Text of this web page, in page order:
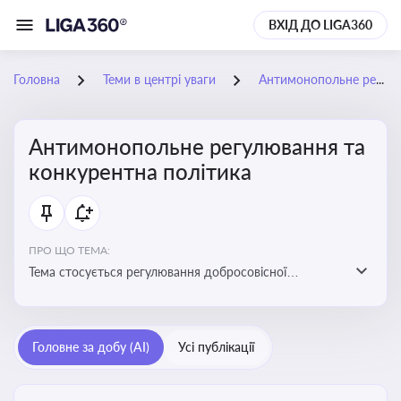
ВХІД ДО LIGA360
Головна Теми в центрі уваги Антимонопольне регулювання та конкурентна політика
Антимонопольне регулювання та
конкурентна політика
ПРО ЩО ТЕМА:
Тема стосується регулювання добросовісної
забезпечення рівних умов для суб’єктів
господарювання
Головне за добу (AI) Усі публікації